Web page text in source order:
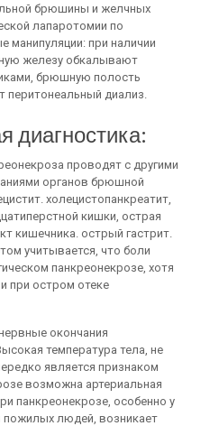
брюшины и желчных
лапаротомии по
манипуляции: при наличии
железу обкалывают
брюшную полость
перитонеальный диализ.
диагностика:
проводят с другими
органов брюшной
холецистопанкреатит,
кишки, острая
кишечника. острый гастрит.
учитывается, что боли
панкреонекрозе, хотя
при остром отеке
окончания
температура тела, не
является признаком
возможна артериальная
панкреонекрозе, особенно у
пожилых людей, возникает